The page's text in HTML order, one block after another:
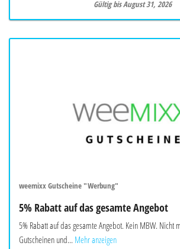
Gültig bis August 31, 2026
weemixx Gutscheine "Werbung"
5% Rabatt auf das gesamte Angebot
5% Rabatt auf das gesamte Angebot. Kein MBW. Nicht
Gutscheinen und... Mehr anzeigen